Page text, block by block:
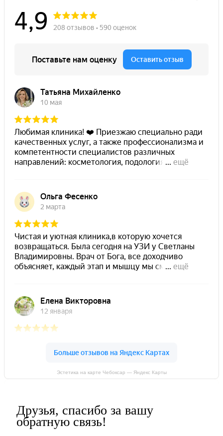
Эстетика на карте Чебоксар — Яндекс Карты
Друзья, спасибо за вашу
обратную связь!